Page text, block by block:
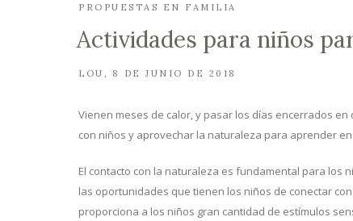
PROPUESTAS EN FAMILIA
Actividades para niños
LOU 8 DE JUNIO DE 2018
Vienen meses de calor, y pasar los días encerrados
con niños y aprovechar la naturaleza para aprender
El contacto con la naturaleza es fundamental para los
las oportunidades que tienen los niños de conectar
proporciona a los niños gran cantidad de estímulos